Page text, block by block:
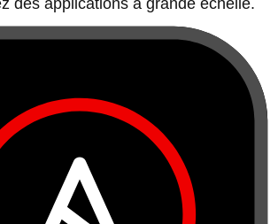
des applications à grande échelle.